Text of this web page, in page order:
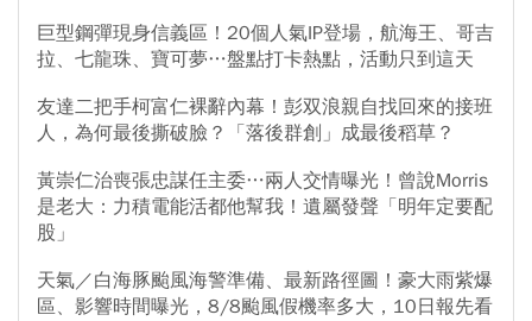
巨型鋼彈現身信義區！20個人氣IP登場，航海王、哥吉
拉、七龍珠、寶可夢…盤點打卡熱點，活動只到這天
友達二把手柯富仁裸辭內幕！彭双浪親自找回來的接班
人，為何最後撕破臉？「落後群創」成最後稻草？
黃崇仁治喪張忠謀任主委…兩人交情曝光！曾說Morris
是老大：力積電能活都他幫我！遺屬發聲「明年定要配
股」
天氣／白海豚颱風海警準備、最新路徑圖！豪大雨紫爆
區、影響時間曝光，8/8颱風假機率多大，10日報先看